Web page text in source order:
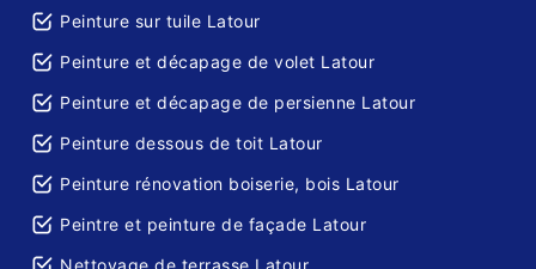
Peinture sur tuile Latour
Peinture et décapage de volet Latour
Peinture et décapage de persienne Latour
Peinture dessous de toit Latour
Peinture rénovation boiserie, bois Latour
Peintre et peinture de façade Latour